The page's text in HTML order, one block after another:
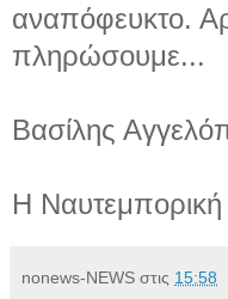
αναπόφευκτο.
πληρώσουμε...
Βασίλης
Η Ναυτεμπορική
nonews-NEWS στις 15:58